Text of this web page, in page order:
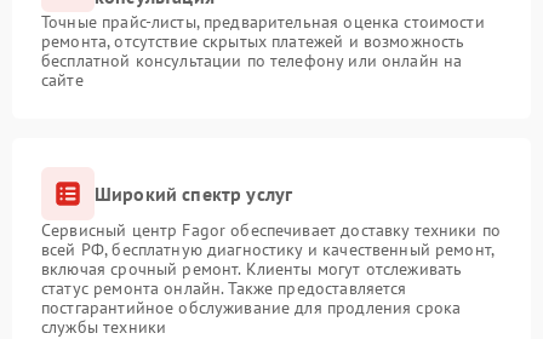
Точные прайс-листы, предварительная оценка стоимости
ремонта, отсутствие скрытых платежей и возможность
бесплатной консультации по телефону или онлайн на
сайте
Широкий спектр услуг
Сервисный центр Fagor обеспечивает доставку техники по
всей РФ, бесплатную диагностику и качественный ремонт,
включая срочный ремонт. Клиенты могут отслеживать
статус ремонта онлайн. Также предоставляется
постгарантийное обслуживание для продления срока
службы техники